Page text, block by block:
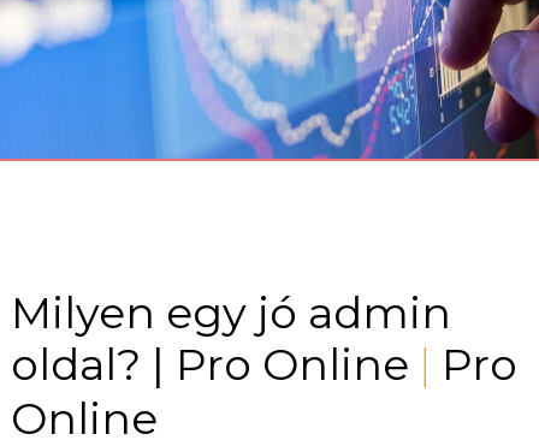
Milyen egy jó admin
oldal? | Pro Online
Pro
Online